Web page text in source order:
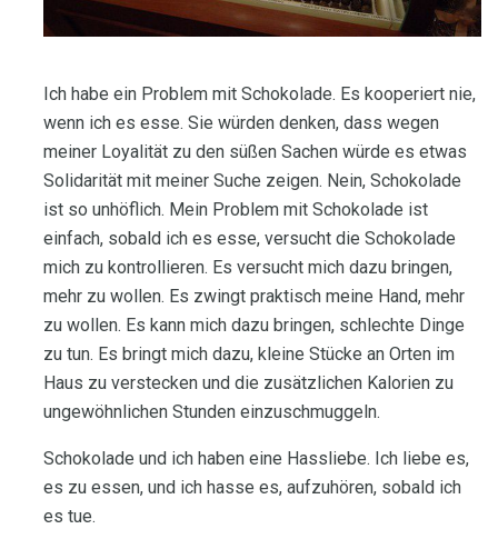
Ich habe ein Problem mit Schokolade. Es kooperiert nie,
wenn ich es esse. Sie würden denken, dass wegen
meiner Loyalität zu den süßen Sachen würde es etwas
Solidarität mit meiner Suche zeigen. Nein, Schokolade
ist so unhöflich. Mein Problem mit Schokolade ist
einfach, sobald ich es esse, versucht die Schokolade
mich zu kontrollieren. Es versucht mich dazu bringen,
mehr zu wollen. Es zwingt praktisch meine Hand, mehr
zu wollen. Es kann mich dazu bringen, schlechte Dinge
zu tun. Es bringt mich dazu, kleine Stücke an Orten im
Haus zu verstecken und die zusätzlichen Kalorien zu
ungewöhnlichen Stunden einzuschmuggeln.
Schokolade und ich haben eine Hassliebe. Ich liebe es,
es zu essen, und ich hasse es, aufzuhören, sobald ich
es tue.